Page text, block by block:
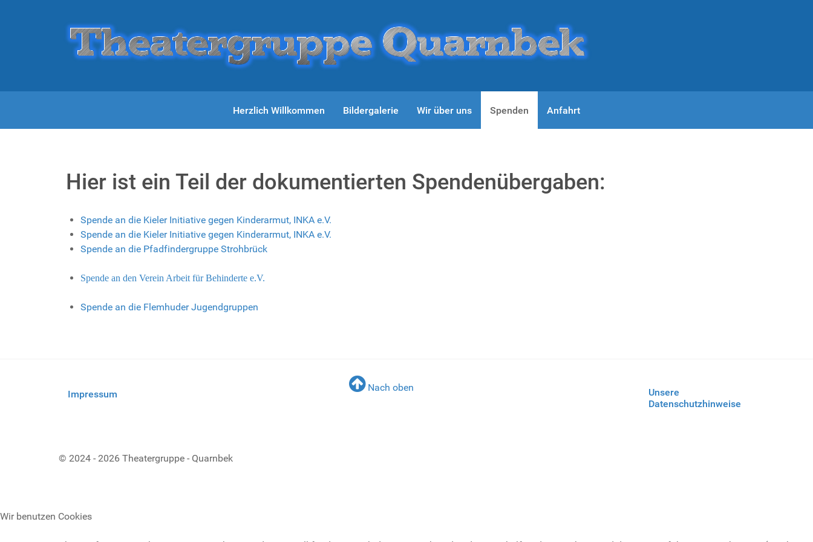
Herzlich Willkommen Bildergalerie Wir über uns Spenden Anfahrt
Hier ist ein Teil der dokumentierten Spendenübergaben:
Spende an die Kieler Initiative gegen Kinderarmut, INKA e.V.
Spende an die Kieler Initiative gegen Kinderarmut, INKA e.V.
Spende an die Pfadfindergruppe Strohbrück
Spende an den Verein Arbeit für Behinderte e.V.
Spende an die Flemhuder Jugendgruppen
Impressum
Nach oben
Unsere
Datenschutzhinweise
© 2024 - 2026 Theatergruppe - Quarnbek
Wir benutzen Cookies